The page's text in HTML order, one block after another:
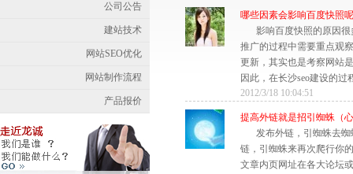
公司公告
建站技术
网站SEO优化
网站制作流程
产品报价
哪些因素会影响百度快照呢
影响百度快照的原因
推广的过程中需要重点观
更新，其实也是考察网站
因此，在长沙seo建设的
2012/3/18 10:04:51
提高外链就是招引蜘蛛（
发布外链，引蜘蛛去
链，引蜘蛛来再次爬行你
文章内页网址在各大论坛